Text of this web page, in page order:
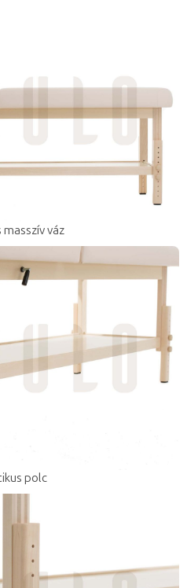
masszív váz
polc